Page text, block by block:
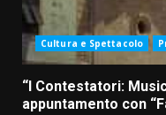
Cultura e Spettacolo
“I Contestatori:
appuntamento con